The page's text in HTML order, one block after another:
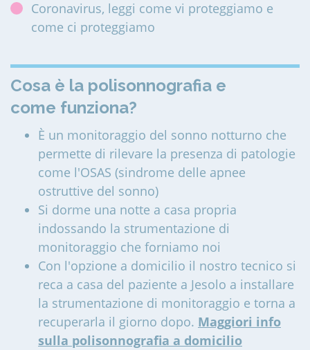
Coronavirus, leggi come vi proteggiamo e
come ci proteggiamo
Cosa è la polisonnografia e
come funziona?
È un monitoraggio del sonno notturno che
permette di rilevare la presenza di patologie
come l'OSAS (sindrome delle apnee
ostruttive del sonno)
Si dorme una notte a casa propria
indossando la strumentazione di
monitoraggio che forniamo noi
Con l'opzione a domicilio il nostro tecnico si
reca a casa del paziente a Jesolo a installare
la strumentazione di monitoraggio e torna a
recuperarla il giorno dopo. Maggiori info
sulla polisonnografia a domicilio